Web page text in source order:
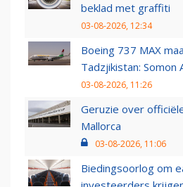
beklad met graffiti
03-08-2026, 12:34
Boeing 737 MAX
Tadzjikistan: Somon
03-08-2026, 11:26
Geruzie over
Mallorca
03-08-2026, 11:06
Biedingsoorlog om